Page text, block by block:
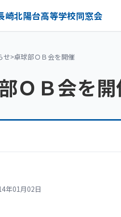
崎北陽台高等学校同窓会
せ>卓球部ＯＢ会を開催
ＯＢ会を
年01月02日